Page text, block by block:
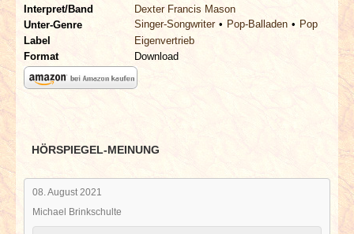
LINKS
ARCHIV
Interpret/Band
Dexter Francis Mason
Unter-Genre
Singer-Songwriter Pop-Balladen
Pop
Label
Eigenvertrieb
Format
Download
HÖRSPIEGEL-MEINUNG
08. August 2021
Michael Brinkschulte